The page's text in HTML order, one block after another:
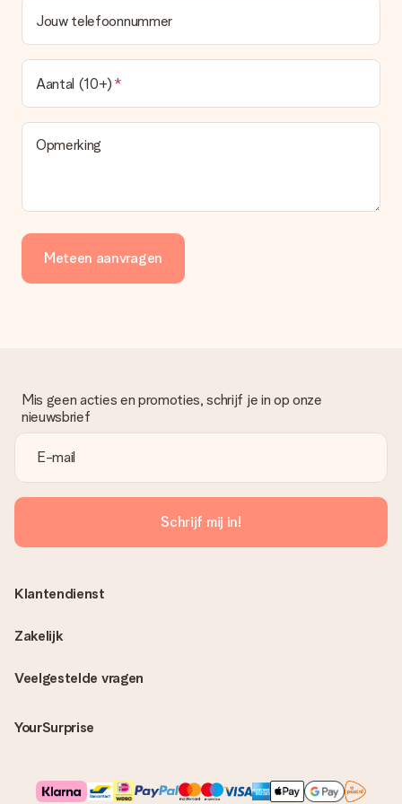
Jouw telefoonnummer
Aantal (10+)
Opmerking
Meteen aanvragen
Mis geen acties en promoties, schrijf je in op onze
nieuwsbrief
Schrijf mij in!
Veelgestelde vragen
YourSurprise
Klantendienst
Zakelijk